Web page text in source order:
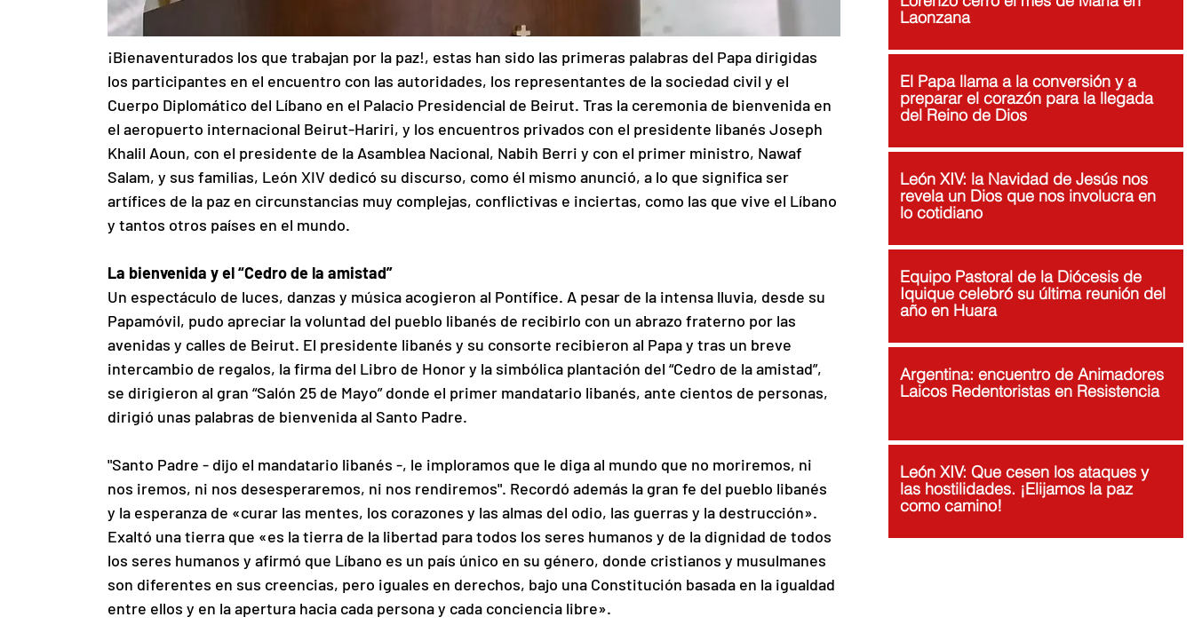
¡Bienaventurados los que trabajan por la paz!, estas han sido las primeras palabras del Papa dirigidas
los participantes en el encuentro con las autoridades, los representantes de la sociedad civil y el
Cuerpo Diplomático del Líbano en el Palacio Presidencial de Beirut. Tras la ceremonia de bienvenida en
el aeropuerto internacional Beirut-Hariri, y los encuentros privados con el presidente libanés Joseph
Khalil Aoun, con el presidente de la Asamblea Nacional, Nabih Berri y con el primer ministro, Nawaf
Salam, y sus familias, León XIV dedicó su discurso, como él mismo anunció, a lo que significa ser
artífices de la paz en circunstancias muy complejas, conflictivas e inciertas, como las que vive el Líbano
y tantos otros países en el mundo.
La bienvenida y el “Cedro de la amistad”
Un espectáculo de luces, danzas y música acogieron al Pontífice. A pesar de la intensa lluvia, desde su
Papamóvil, pudo apreciar la voluntad del pueblo libanés de recibirlo con un abrazo fraterno por las
avenidas y calles de Beirut. El presidente libanés y su consorte recibieron al Papa y tras un breve
intercambio de regalos, la firma del Libro de Honor y la simbólica plantación del “Cedro de la amistad”,
se dirigieron al gran “Salón 25 de Mayo” donde el primer mandatario libanés, ante cientos de personas,
dirigió unas palabras de bienvenida al Santo Padre.
"Santo Padre - dijo el mandatario libanés -, le imploramos que le diga al mundo que no moriremos, ni
nos iremos, ni nos desesperaremos, ni nos rendiremos". Recordó además la gran fe del pueblo libanés
y la esperanza de «curar las mentes, los corazones y las almas del odio, las guerras y la destrucción».
Exaltó una tierra que «es la tierra de la libertad para todos los seres humanos y de la dignidad de todos
los seres humanos y afirmó que Líbano es un país único en su género, donde cristianos y musulmanes
son diferentes en sus creencias, pero iguales en derechos, bajo una Constitución basada en la igualdad
entre ellos y en la apertura hacia cada persona y cada conciencia libre».
Laonzana
El Papa llama a la conversión y a
preparar el corazón para la llegada
del Reino de Dios
León XIV: la Navidad de Jesús nos
revela un Dios que nos involucra en
lo cotidiano
Equipo Pastoral de la Diócesis de
Iquique celebró su última reunión del
año en Huara
Argentina: encuentro de Animadores
Laicos Redentoristas en Resistencia
León XIV: Que cesen los ataques y
las hostilidades. ¡Elijamos la paz
como camino!